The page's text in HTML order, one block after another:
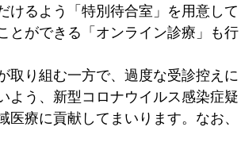
けるよう「特別待合室」を用意して
とができる「オンライン診療」も行
取り組む一方で、過度な受診控えに
よう、新型コロナウイルス感染症疑
療に貢献してまいります。なお、